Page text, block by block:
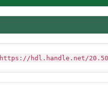
https://hdl.handle.net/